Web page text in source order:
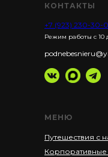
КОНТАКТЫ
+7 (923) 230-30-
Режим работы с 10
МЕНЮ
Путешествия с
Корпоративные